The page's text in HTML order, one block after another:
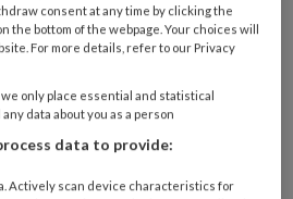
abonnement?Log dan in
consent at any time by clicking the
the bottom of the webpage. Your choices will
For more details, refer to our Privacy
only place essential and statistical
data about you as a person
data to provide:
Actively scan device characteristics for